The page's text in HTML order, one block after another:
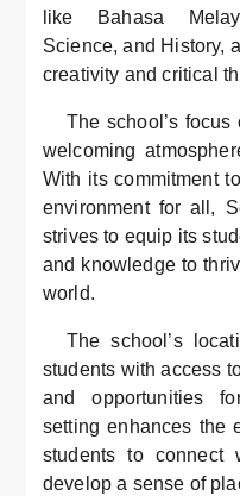
like Bahasa
Science, and History,
creativity and critical
The school’s
welcoming
With its commitment
environment for all,
strives to equip its
and knowledge to
world.
The school’s
students with access
and opportunities
setting enhances the
students to connect
develop a sense of